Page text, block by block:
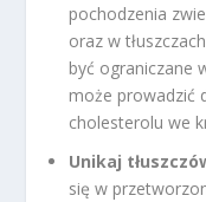
pochodzenia
oraz w
być ograniczane
może prowadzić
cholesterolu we
Unikaj
się w